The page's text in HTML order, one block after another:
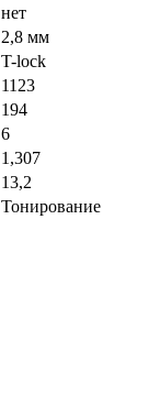
нет
2,8 мм
T-lock
1123
194
6
1,307
13,2
Тонирование